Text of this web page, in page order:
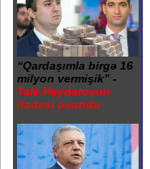
“Qardaşımla birgə 16
milyon vermişik” -
Tale Heydərovun
ifadəsi oxundu